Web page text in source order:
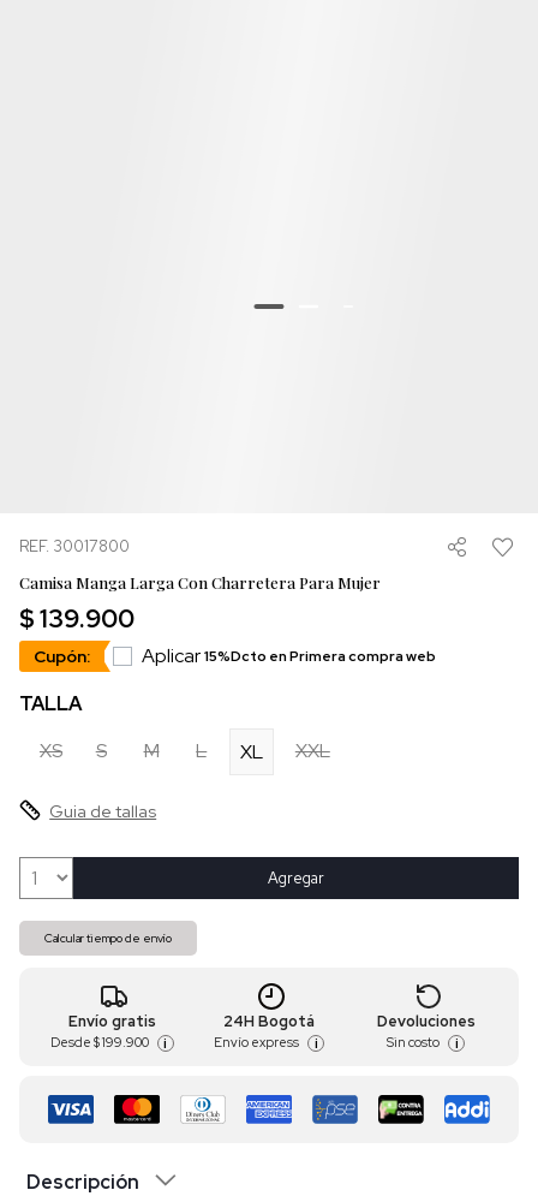
REF. 30017800
Camisa Manga Larga Con Charretera Para Mujer
$ 139.900
Cupón: Aplicar15%Dcto en Primera compra web
TALLA
XS
S M L XL XXL
Guia de tallas
Agregar
Calcular tiempo de envío
Envío gratis
Desde $ 199.900 i
24H Bogotá
Envío express i
Devoluciones
Sin costo i
Descripción